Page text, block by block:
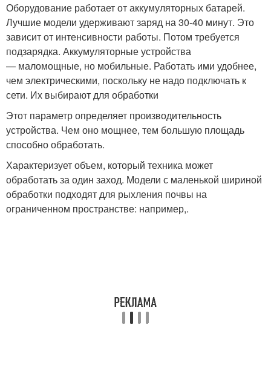
Оборудование работает от аккумуляторных батарей.
Лучшие модели удерживают заряд на 30-40 минут. Это
зависит от интенсивности работы. Потом требуется
подзарядка. Аккумуляторные устройства
— маломощные, но мобильные. Работать ими удобнее,
чем электрическими, поскольку не надо подключать к
сети. Их выбирают для обработки
Этот параметр определяет производительность
устройства. Чем оно мощнее, тем большую площадь
способно обработать.
Характеризует объем, который техника может
обработать за один заход. Модели с маленькой шириной
обработки подходят для рыхления почвы на
ограниченном пространстве: например,.